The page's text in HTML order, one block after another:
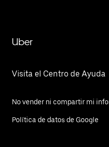
Uber
Visita el Centro de Ayuda
No vender ni compartir mi
Política de datos de Google